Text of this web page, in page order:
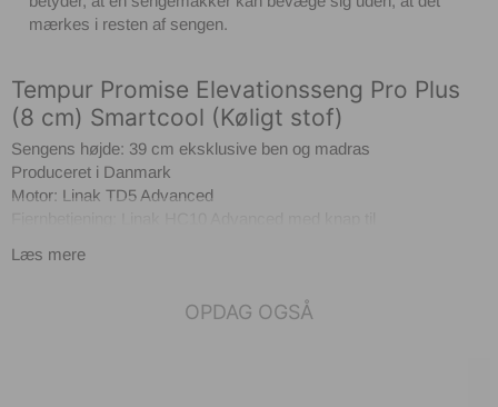
mærkes i resten af sengen.
Tempur Promise Elevationsseng Pro Plus
(8 cm) Smartcool (Køligt stof)
Sengens højde: 39 cm eksklusive ben og madras
Produceret i Danmark
Motor: Linak TD5 Advanced
Læs mere
OPDAG OGSÅ